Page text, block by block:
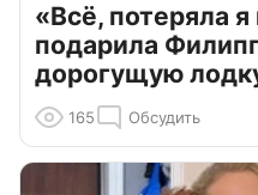
«Всё, потеряла
подарила
дорогущую
165 Обсудить